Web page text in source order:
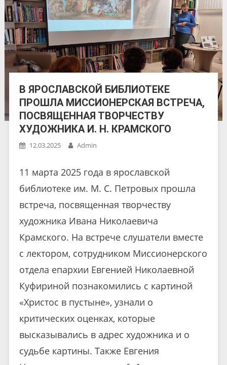
В ЯРОСЛАВСКОЙ БИБЛИОТЕКЕ
ПРОШЛА МИССИОНЕРСКАЯ ВСТРЕЧА,
ПОСВЯЩЕННАЯ ТВОРЧЕСТВУ
ХУДОЖНИКА И. Н. КРАМСКОГО
12.03.2025 Admin
11 марта 2025 года в ярославской
библиотеке им. М. С. Петровых прошла
встреча, посвященная творчеству
художника Ивана Николаевича
Крамского. На встрече слушатели вместе
с лектором, сотрудником Миссионерского
отдела епархии Евгенией Николаевной
Куфириной познакомились с картиной
«Христос в пустыне», узнали о
критических оценках, которые
высказывались в адрес художника и о
судьбе картины. Также Евгения